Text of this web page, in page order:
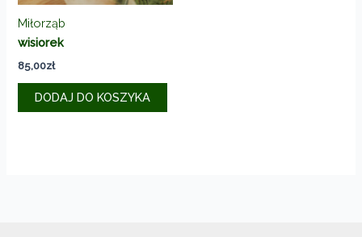
Miłorząb
wisiorek
85,00zł
DODAJ DO KOSZYKA